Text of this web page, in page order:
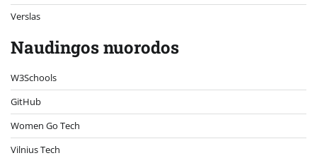
Verslas
Naudingos nuorodos
W3Schools
GitHub
Women Go Tech
Vilnius Tech